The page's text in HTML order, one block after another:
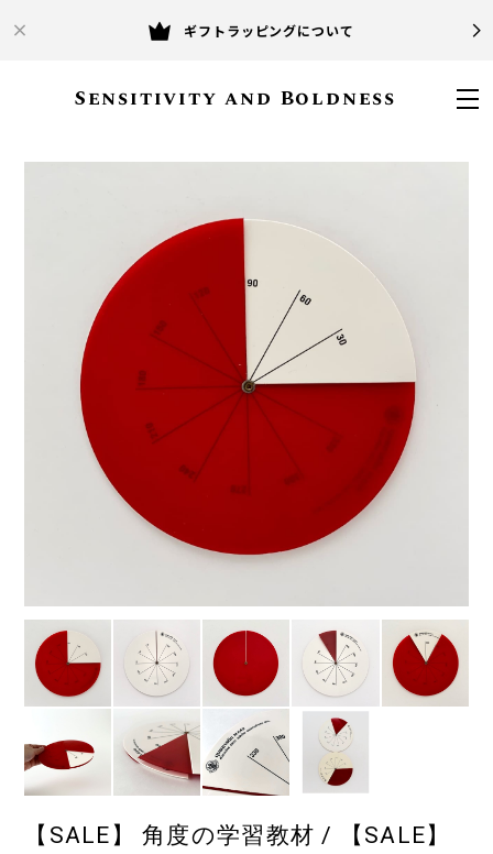
ギフトラッピングについて
Sensitivity and Boldness
【SALE】 角度の学習教材 / 【SALE】